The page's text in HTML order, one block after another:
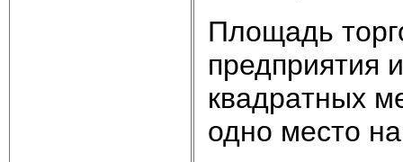
Площадь
предприятия
квaдpaтных
одно место